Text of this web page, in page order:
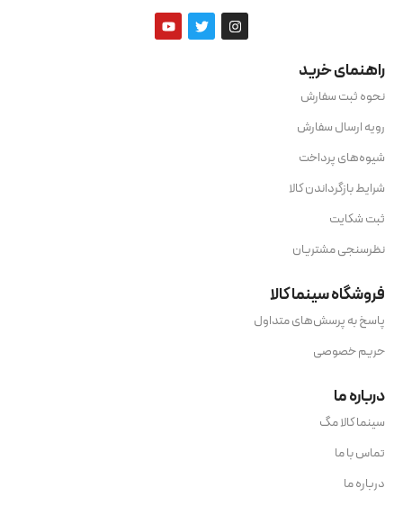
راهنمای خرید
نحوه ثبت سفارش
رویه ارسال سفارش
شیوه‌های پرداخت
شرایط بازگرداندن کالا
ثبت شکایت
نظرسنجی مشتریان
فروشگاه سینما کالا
پاسخ به پرسش‌های متداول
حریم خصوصی
درباره ما
سینما کالا مگ
تماس با ما
درباره ما